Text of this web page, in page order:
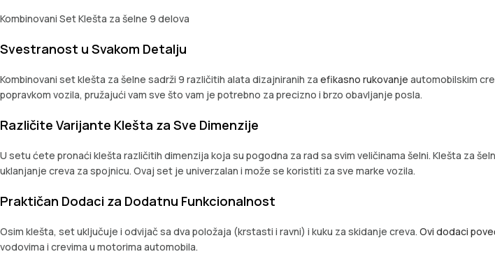
Kombinovani Set Klešta za šelne 9 delova
Svestranost u Svakom Detalju
Kombinovani set klešta za šelne sadrži 9 različitih alata dizajniranih za efikasno rukovanje automobilskim
popravkom vozila, pružajući vam sve što vam je potrebno za precizno i brzo obavljanje posla.
Različite Varijante Klešta za Sve Dimenzije
U setu ćete pronaći klešta različitih dimenzija koja su pogodna za rad sa svim veličinama šelni. Klešta za
uklanjanje creva za spojnicu. Ovaj set je univerzalan i može se koristiti za sve marke vozila.
Praktičan Dodaci za Dodatnu Funkcionalnost
Osim klešta, set uključuje i odvijač sa dva položaja (krstasti i ravni) i kuku za skidanje creva. Ovi dodaci
vodovima i crevima u motorima automobila.